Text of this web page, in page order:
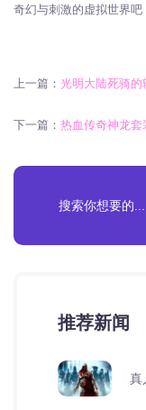
奇幻与刺激的虚拟世界吧
上一篇： 光明大陆死骑
下一篇： 热血传奇神龙
推荐新闻
真